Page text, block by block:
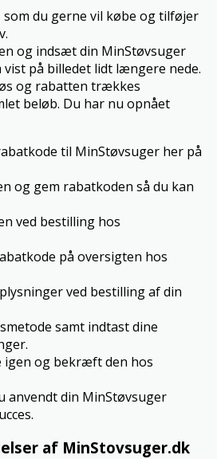
som du gerne vil købe og tilføjer
og indsæt din MinStøvsuger
på billedet lidt længere nede.
og rabatten trækkes
beløb. Du har nu opnået
til MinStøvsuger her på
og gem rabatkoden så du kan
ved bestilling hos
på oversigten hos
ved bestilling af din
samt indtast dine
igen og bekræft den hos
anvendt din MinStøvsuger
af MinStovsuger.dk